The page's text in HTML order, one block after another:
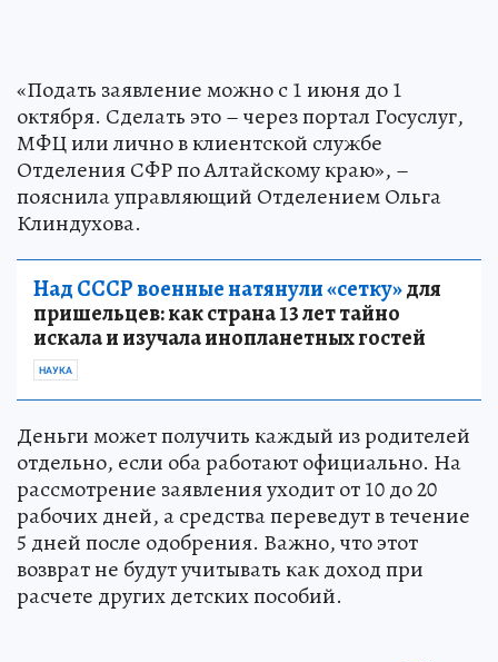
«Подать заявление можно с 1 июня до 1
октября. Сделать это – через портал Госуслуг,
МФЦ или лично в клиентской службе
Отделения СФР по Алтайскому краю», –
пояснила управляющий Отделением Ольга
Клиндухова.
Над СССР военные натянули «сетку»для
пришельцев: как страна 13 лет тайно
искала и изучала инопланетных гостей
НАУКА
Деньги может получить каждый из родителей
отдельно, если оба работают официально. На
рассмотрение заявления уходит от 10 до 20
рабочих дней, а средства переведут в течение
5 дней после одобрения. Важно, что этот
возврат не будут учитывать как доход при
расчете других детских пособий.